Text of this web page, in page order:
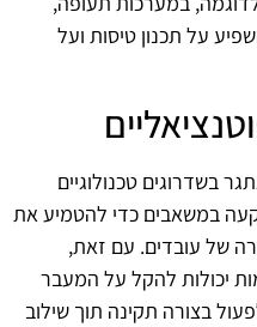
על תכנון טיסות ועל
בשדרוגים טכנולוגיים
במשאבים כדי להטמיע את
של עובדים. עם זאת,
יכולות להקל על המעבר
בצורה תקינה תוך שילוב